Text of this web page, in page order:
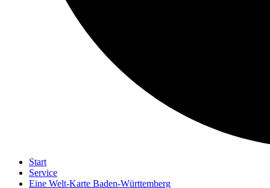
Start
Service
Eine Welt-Karte Baden-Württemberg